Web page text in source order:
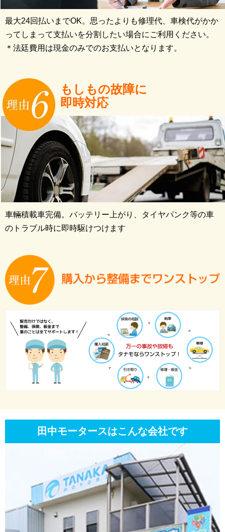
最大24回払いまでOK。思ったよりも修理代、車検代がかか
ってしまって支払いを分割したい場合にご利用ください。
＊法廷費用は現金のみでのお支払いとなります。
もしもの故障に
即時対応
車輛積載車完備。バッテリー上がり、タイヤパンク等の車
のトラブル時に即時駆けつけます
田中モータースはこんな会社です